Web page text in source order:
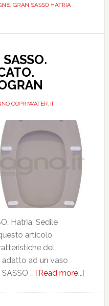
, GRAN SASSO HATRIA
COPRIWATER.IT
Hatria. Sedile
articolo
del
adatto ad un vaso
… [Read more...]